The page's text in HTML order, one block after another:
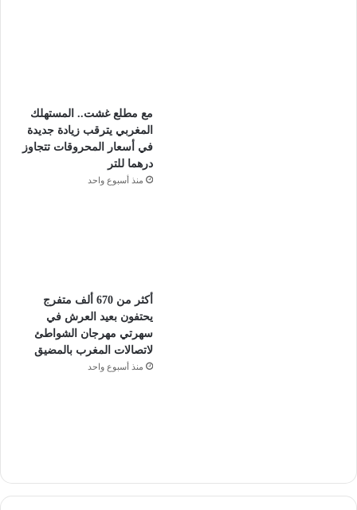
مع مطلع غشت.. المستهلك
المغربي يترقب زيادة جديدة
في أسعار المحروقات تتجاوز
درهما للتر
منذ أسبوع واحد
أكثر من 670 ألف متفرج
يحتفون بعيد العرش في
سهرتي مهرجان الشواطئ
لاتصالات المغرب بالمضيق
منذ أسبوع واحد